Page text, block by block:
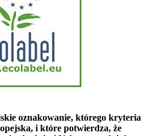
oznakowanie, którego kryteria
i które potwierdza, że